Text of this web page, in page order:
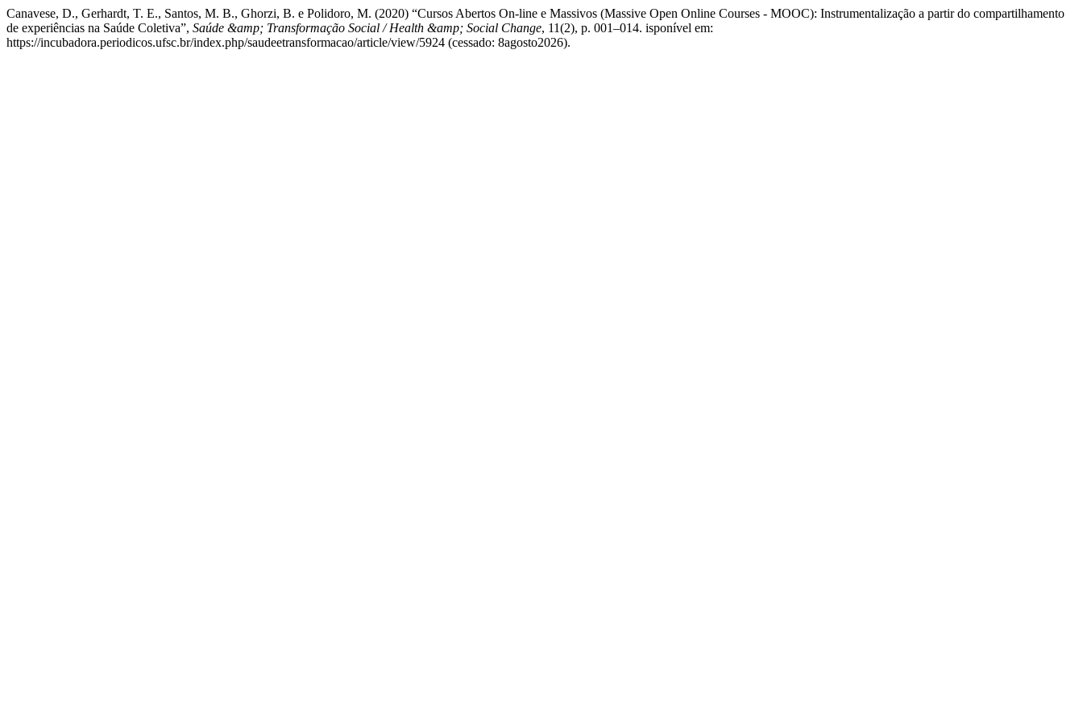
Canavese, D., Gerhardt, T. E., Santos, M. B., Ghorzi, B. e Polidoro, M. (2020) “Cursos Abertos On-line e Massivos (Massive Open Online Courses - MOOC): Instrumentalização a partir do compartilhamento
de experiências na Saúde Coletiva”, Saúde &amp; Transformação Social / Health &amp; Social Change, 11(2), p. 001–014. isponível em:
https://incubadora.periodicos.ufsc.br/index.php/saudeetransformacao/article/view/5924 (cessado: 8agosto2026).